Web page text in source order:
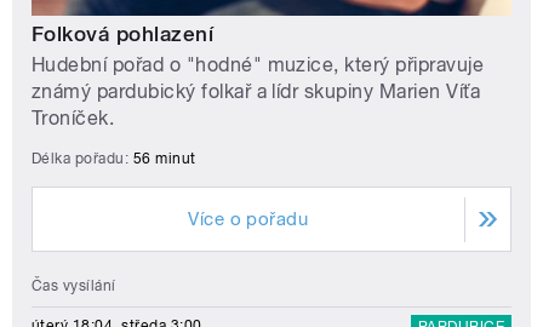
Folková pohlazení
Hudební pořad o "hodné" muzice, který připravuje
známý pardubický folkař a lídr skupiny Marien Víťa
Troníček.
Délka pořadu: 56 minut
Více o pořadu
Čas vysílání